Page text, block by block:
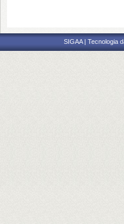
SIGAA | Tecnologia